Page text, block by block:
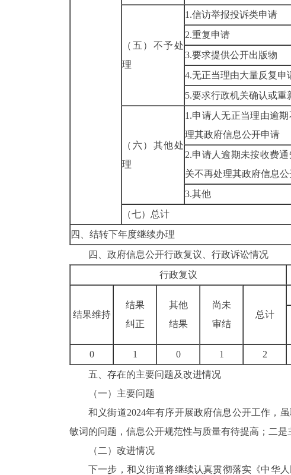
（五）不予处
理
1.信访举报投诉类申请
2.重复申请
3.要求提供公开出版物
4.无正当理由大量反复申
5.要求行政机关确认或重
（六）其他处
理
1.申请人无正当理由逾
理其政府信息公开申请
2.申请人逾期未按收费
关不再处理其政府信息
3.其他
（七）总计
四、结转下年度继续办理
四、政府信息公开行政复议、行政诉讼情况
行政复议
结果维持
结果
纠正
其他
结果
尚未
审结
总计
0 1 0 1 2
五、存在的主要问题及改进情况
（一）主要问题
和义街道2024年有序开展政府信息公开工作，
敏词的问题，信息公开规范性与质量有待提高；二
（二）改进情况
下一步，和义街道将继续认真贯彻落实《中华